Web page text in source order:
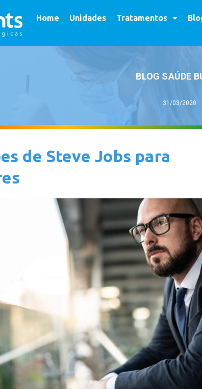
Home Unidades Tratamentos
BLOG SAÚDE
31/03/2020
de Steve Jobs para